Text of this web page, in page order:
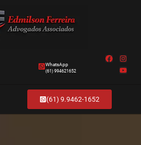
WhatsApp
(61) 994621652
(61) 9.9462-1652